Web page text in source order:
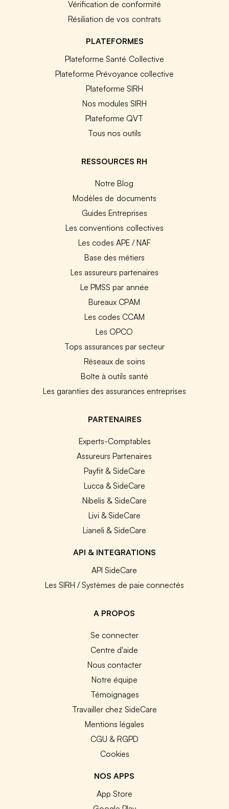
Vérification de conformité
Résiliation de vos contrats
PLATEFORMES
Plateforme Santé Collective
Plateforme Prévoyance collective
Plateforme SIRH
Nos modules SIRH
Plateforme QVT
Tous nos outils
RESSOURCES RH
Notre Blog
Modèles de documents
Guides Entreprises
Les conventions collectives
Les codes APE / NAF
Base des métiers
Les assureurs partenaires
Le PMSS par année
Bureaux CPAM
Les codes CCAM
Les OPCO
Tops assurances par secteur
Réseaux de soins
Boîte à outils santé
Les garanties des assurances entreprises
PARTENAIRES
Experts-Comptables
Assureurs Partenaires
Payfit & SideCare
Lucca & SideCare
Nibelis & SideCare
Livi & SideCare
Lianeli & SideCare
API & INTEGRATIONS
API SideCare
Les SIRH / Systèmes de paie connectés
A PROPOS
Se connecter
Centre d'aide
Nous contacter
Notre équipe
Témoignages
Travailler chez SideCare
Mentions légales
CGU & RGPD
Cookies
NOS APPS
App Store